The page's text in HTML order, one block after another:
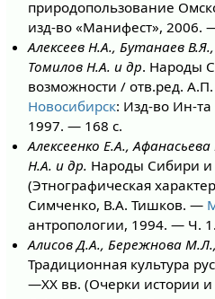
природопользование
изд-во «Манифест», 2006.
Алексеев Н.А., Бутанаев
Томилов Н.А. и др. Народы
возможности / отв.ред.
Новосибирск: Изд-во Ин-
1997. — 168 с.
Алексеенко Е.А.,
Н.А. и др. Народы Сибири и
(Этнографическая
Симченко, В.А. Тишков. —
антропологии, 1994. — Ч.
Алисов Д.А., Бережнова
Традиционная культура
—XX вв. (Очерки истории